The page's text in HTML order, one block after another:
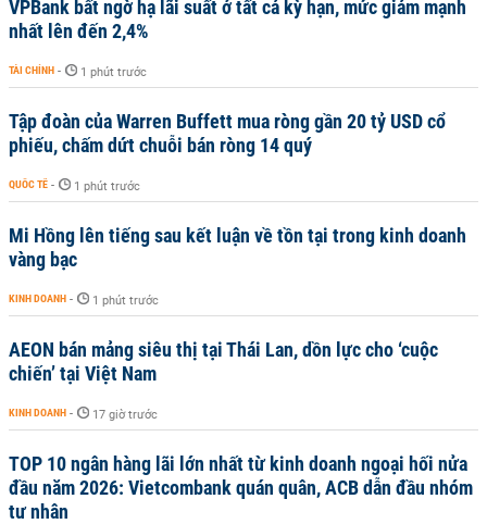
VPBank bất ngờ hạ lãi suất ở tất cả kỳ hạn, mức giảm mạnh
nhất lên đến 2,4%
TÀI CHÍNH - 1 phút trước
Tập đoàn của Warren Buffett mua ròng gần 20 tỷ USD cổ
phiếu, chấm dứt chuỗi bán ròng 14 quý
QUỐC TẾ - 1 phút trước
Mi Hồng lên tiếng sau kết luận về tồn tại trong kinh doanh
vàng bạc
KINH DOANH - 1 phút trước
AEON bán mảng siêu thị tại Thái Lan, dồn lực cho ‘cuộc
chiến’ tại Việt Nam
KINH DOANH - 17 giờ trước
TOP 10 ngân hàng lãi lớn nhất từ kinh doanh ngoại hối nửa
đầu năm 2026: Vietcombank quán quân, ACB dẫn đầu nhóm
tư nhân